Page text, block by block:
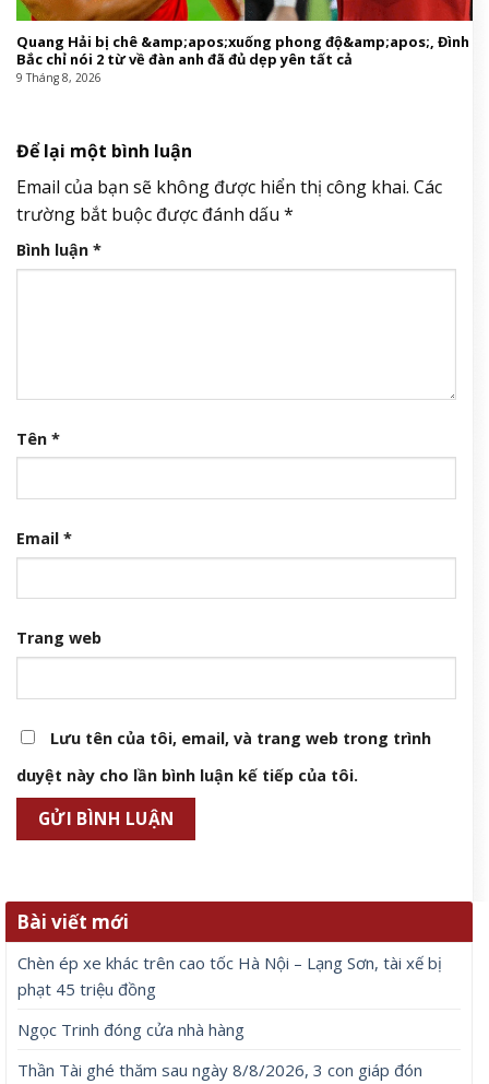
Quang Hải bị chê &amp;apos;xuống phong độ&amp;apos;, Đình
Bắc chỉ nói 2 từ về đàn anh đã đủ dẹp yên tất cả
9 Tháng 8, 2026
Để lại một bình luận
Email của bạn sẽ không được hiển thị công khai. Các
trường bắt buộc được đánh dấu *
Bình luận *
Tên *
Email *
Trang web
Lưu tên của tôi, email, và trang web trong trình
duyệt này cho lần bình luận kế tiếp của tôi.
Bài viết mới
Chèn ép xe khác trên cao tốc Hà Nội – Lạng Sơn, tài xế bị
phạt 45 triệu đồng
Ngọc Trinh đóng cửa nhà hàng
Thần Tài ghé thăm sau ngày 8/8/2026, 3 con giáp đón